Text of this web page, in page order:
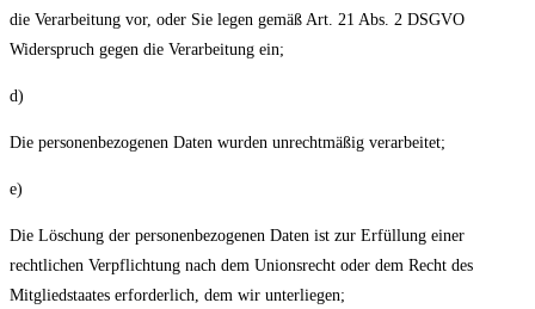
die Verarbeitung vor, oder Sie legen gemäß Art. 21 Abs. 2 DSGVO
Widerspruch gegen die Verarbeitung ein;
d)
Die personenbezogenen Daten wurden unrechtmäßig verarbeitet;
e)
Die Löschung der personenbezogenen Daten ist zur Erfüllung einer
rechtlichen Verpflichtung nach dem Unionsrecht oder dem Recht des
Mitgliedstaates erforderlich, dem wir unterliegen;